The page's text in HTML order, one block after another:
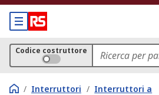
Codice costruttore
/ Interruttori / Interruttori a